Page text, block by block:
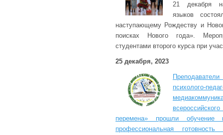
21 декабря
языков
наступающему Рождеству и
поисках Нового года».
студентами второго курса при
25 декабря, 2023
психолого-
перемена» прошли обучение
профессиональная